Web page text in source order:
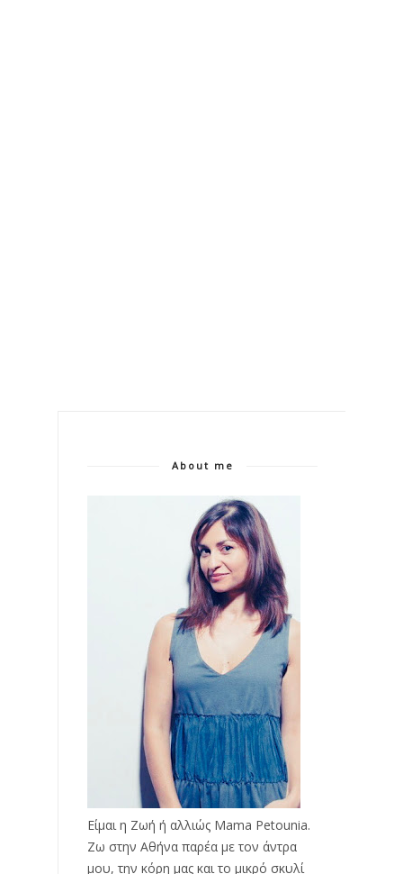
About me
Είμαι η Ζωή ή αλλιώς Mama Petounia.
Ζω στην Αθήνα παρέα με τον άντρα
μου, την κόρη μας και το μικρό σκυλί